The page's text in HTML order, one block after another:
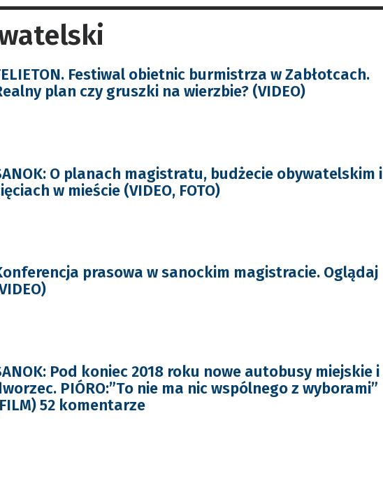
Festiwal obietnic burmistrza w Zabłotcach.
plan czy gruszki na wierzbie? (VIDEO)
O planach magistratu, budżecie obywatelskim i
w mieście (VIDEO, FOTO)
prasowa w sanockim magistracie. Oglądaj
Pod koniec 2018 roku nowe autobusy miejskie i
PIÓRO:”To nie ma nic wspólnego z wyborami”
52 komentarze